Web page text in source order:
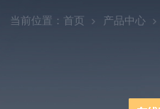
当前位置： 首页 产品中心